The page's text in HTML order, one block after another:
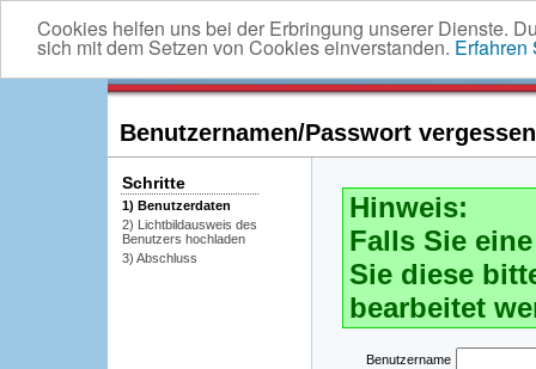
Cookies helfen uns bei der Erbringung unserer Dienste.
sich mit dem Setzen von Cookies einverstanden. Erfahren
Benutzernamen/Passwort
Schritte
1) Benutzerdaten
2) Lichtbildausweis des
Benutzers hochladen
3) Abschluss
Hinweis:
Falls Sie
Sie diese
bearbeitet
Benutzername